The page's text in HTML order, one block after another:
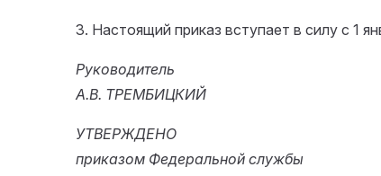
3. Настоящий приказ вступает в силу с 1
Руководитель
А.В. ТРЕМБИЦКИЙ
УТВЕРЖДЕНО
приказом Федеральной службы